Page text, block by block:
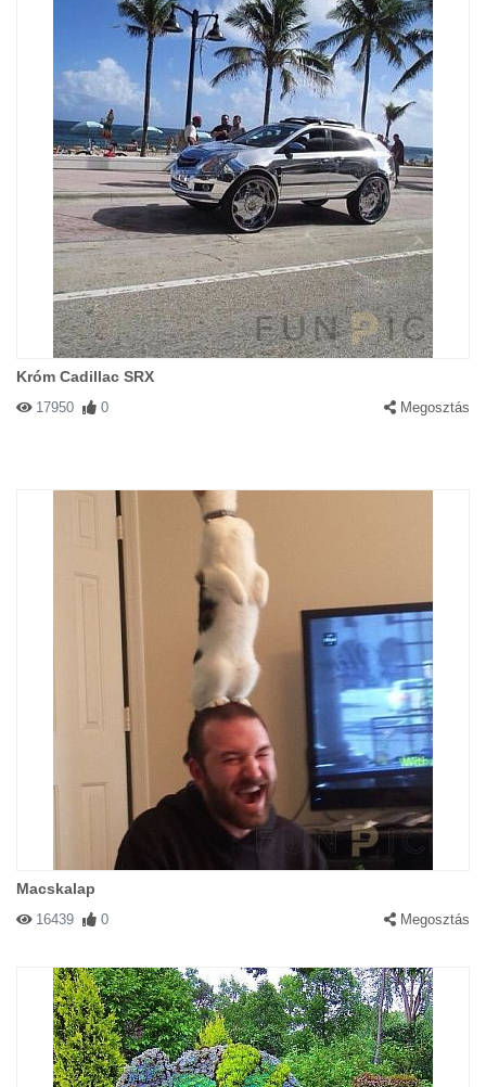
Króm Cadillac SRX
17950 0 Megosztás
Macskalap
16439 0 Megosztás